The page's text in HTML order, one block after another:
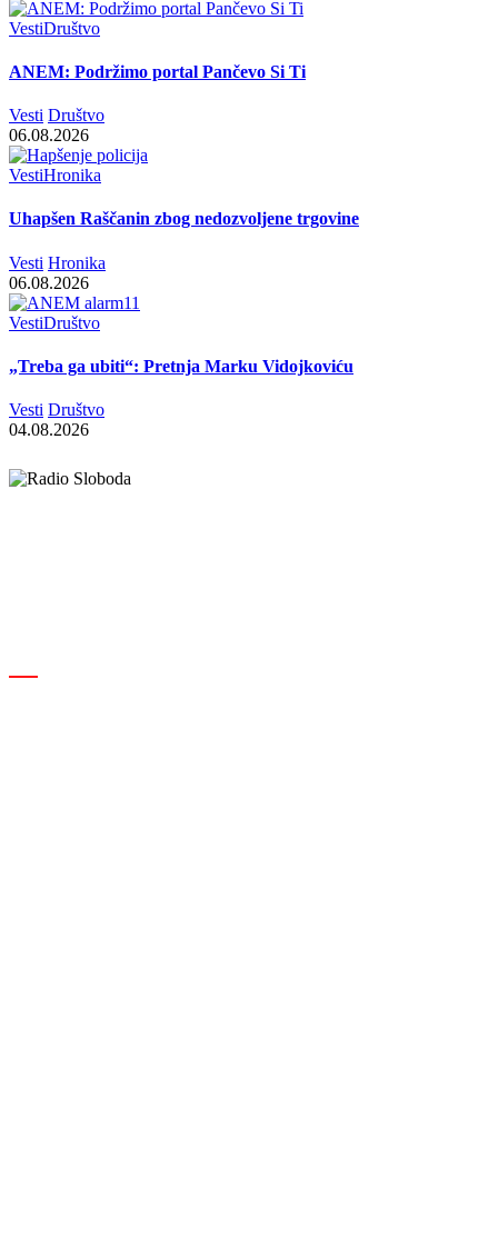
VestiDruštvo
ANEM: Podržimo portal Pančevo Si Ti
Vesti Društvo
06.08.2026
VestiHronika
Uhapšen Raščanin zbog nedozvoljene trgovine
Vesti Hronika
06.08.2026
VestiDruštvo
„Treba ga ubiti“: Pretnja Marku Vidojkoviću
Vesti Društvo
04.08.2026